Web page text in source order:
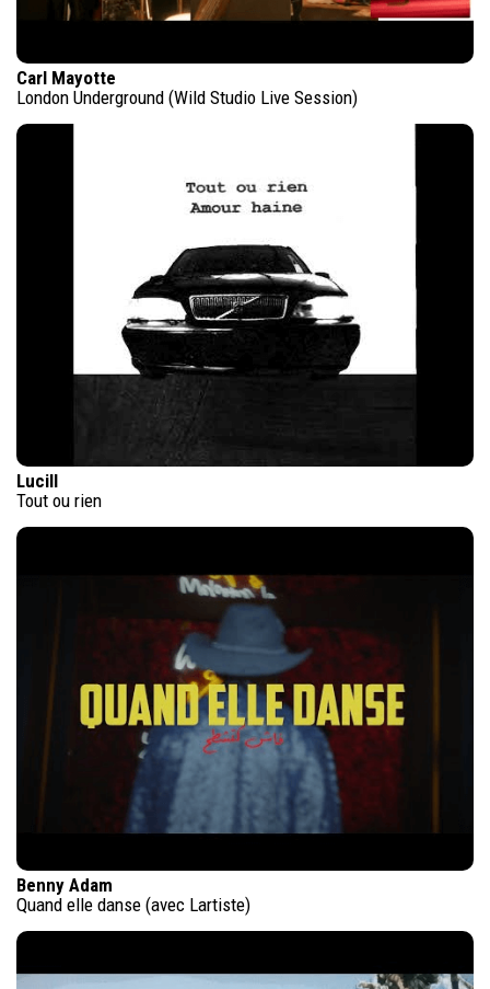
Carl Mayotte
London Underground (Wild Studio Live Session)
Lucill
Tout ou rien
Benny Adam
Quand elle danse (avec Lartiste)